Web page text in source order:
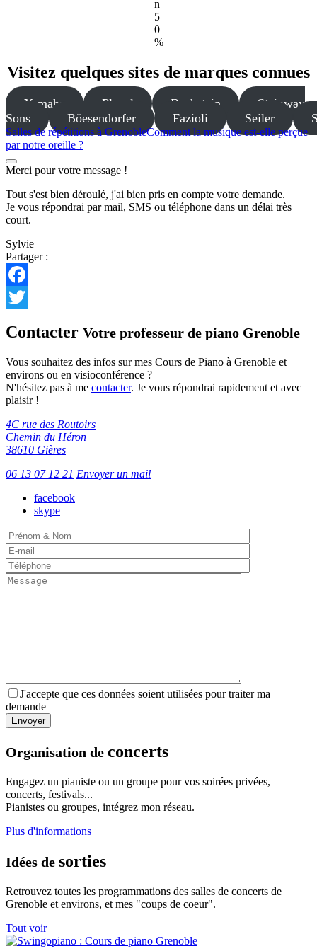
n
5
0
%
Visitez quelques sites de marques connues
Yamaha Pleyel Bechstein
Steinway
Sons
Böesendorfer Fazioli Seiler
Salles de répétitions à GrenobleComment la musique est-elle perçue
par notre oreille ?
Merci pour votre message !
Tout s'est bien déroulé, j'ai bien pris en compte votre demande.
Je vous répondrai par mail, SMS ou téléphone dans un délai très
court.
Sylvie
Partager :
Facebook
Contacter Votre professeur de piano Grenoble
Vous souhaitez des infos sur mes Cours de Piano à Grenoble et
environs ou en visioconférence ?
N'hésitez pas à me contacter. Je vous répondrai rapidement et avec
plaisir !
4C rue des Routoirs
Chemin du Héron
38610 Gières
06 13 07 12 21 Envoyer un mail
facebook
skype
J'accepte que ces données soient utilisées pour traiter ma
demande
Organisation de concerts
Engagez un pianiste ou un groupe pour vos soirées privées,
concerts, festivals...
Pianistes ou groupes, intégrez mon réseau.
Plus d'informations
Idées de sorties
Retrouvez toutes les programmations des salles de concerts de
Grenoble et environs, et mes "coups de coeur".
Tout voir